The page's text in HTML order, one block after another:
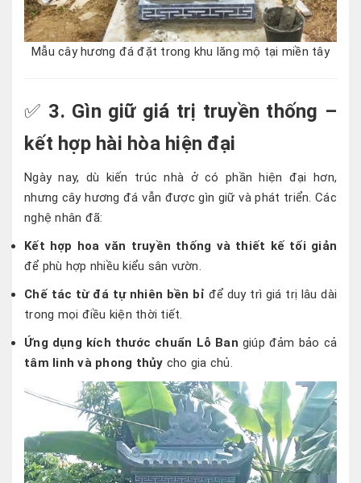
Mẫu cây hương đá đặt trong khu lăng mộ tại miền tây
✅ 3. Gìn giữ giá trị truyền thống –
kết hợp hài hòa hiện đại
Ngày nay, dù kiến trúc nhà ở có phần hiện đại hơn,
nhưng cây hương đá vẫn được gìn giữ và phát triển. Các
nghệ nhân đã:
Kết hợp hoa văn truyền thống và thiết kế tối giản
để phù hợp nhiều kiểu sân vườn.
Chế tác từ đá tự nhiên bền bỉ để duy trì giá trị lâu dài
trong mọi điều kiện thời tiết.
Ứng dụng kích thước chuẩn Lỗ Ban giúp đảm bảo cả
tâm linh và phong thủy cho gia chủ.